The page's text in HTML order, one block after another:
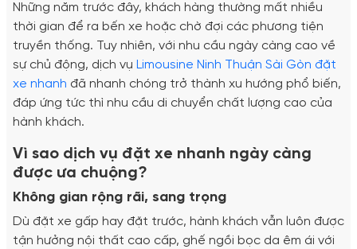
Những năm trước đây, khách hàng thường mất nhiều
thời gian để ra bến xe hoặc chờ đợi các phương tiện
truyền thống. Tuy nhiên, với nhu cầu ngày càng cao về
sự chủ động, dịch vụ Limousine Ninh Thuận Sài Gòn đặt
xe nhanh đã nhanh chóng trở thành xu hướng phổ biến,
đáp ứng tức thì nhu cầu di chuyển chất lượng cao của
hành khách.
Vì sao dịch vụ đặt xe nhanh ngày càng
được ưa chuộng?
Không gian rộng rãi, sang trọng
Dù đặt xe gấp hay đặt trước, hành khách vẫn luôn được
tận hưởng nội thất cao cấp, ghế ngồi bọc da êm ái với